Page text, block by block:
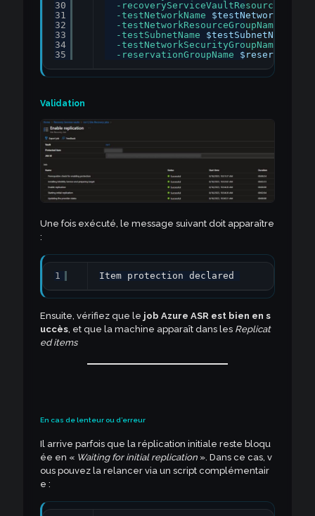
30
31
32
33
34
35
-
-testNetworkName
$testNetworkName
-testNetworkResourceGroupName
-testSubnetName
$testSubnetName
-testNetworkSecurityGroupName
-reservationGroupName
Validation
Une fois exécuté, le message suivant doit apparaître
:
1 Item protection declared
Ensuite, vérifiez que le job Azure ASR est bien en s
uccès , et que la machine apparaît dans les Replicat
ed items
En cas de lenteur ou d’erreur
Il arrive parfois que la réplication initiale reste bloqu
ée en « Waiting for initial replication ». Dans ce cas, v
ous pouvez la relancer via un script complémentair
e :